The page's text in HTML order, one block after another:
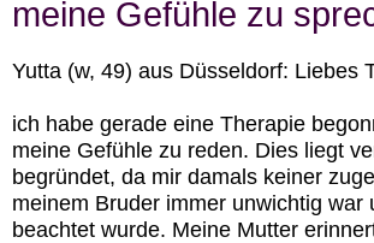
meine Gefühle zu
Yutta (w, 49) aus Düsseldorf: Liebes
ich habe gerade eine Therapie
meine Gefühle zu reden. Dies liegt
begründet, da mir damals keiner
meinem Bruder immer unwichtig
beachtet wurde. Meine Mutter